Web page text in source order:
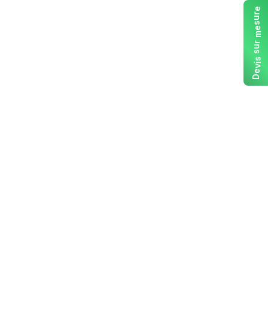
D
e
v
i
s
s
u
r
m
e
s
u
r
e